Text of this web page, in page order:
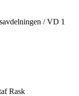
/ VD 1
Rask